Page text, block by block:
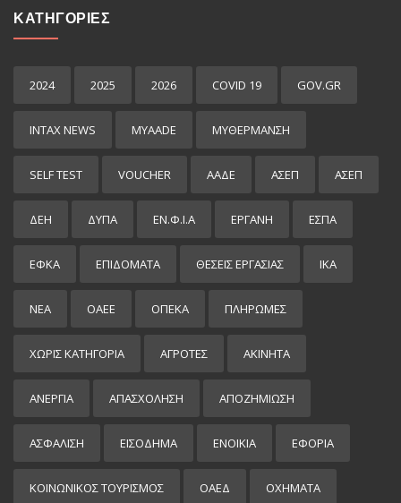
ΚΑΤΗΓΟΡΙΕΣ
2024 2025 2026 COVID 19 GOV.GR
INTAX NEWS MYAADE MYΘΈΡΜΑΝΣΗ
SELF TEST VOUCHER ΑΑΔΕ ΑΣΕΠ ΑΣΕΠ
ΔΕΗ ΔΥΠΑ ΕΝ.Φ.Ι.Α ΕΡΓΑΝΗ ΕΣΠΑ
ΕΦΚΑ ΕΠΙΔΌΜΑΤΑ ΘΕΣΕΙΣ ΕΡΓΑΣΙΑΣ ΙΚΑ
ΝΕΑ ΟΑΕΕ ΟΠΕΚΑ ΠΛΗΡΩΜΕΣ
ΧΩΡΊΣ ΚΑΤΗΓΟΡΊΑ ΑΓΡΟΤΕΣ ΑΚΙΝΗΤΑ
ΑΝΕΡΓΙΑ ΑΠΑΣΧΟΛΗΣΗ ΑΠΟΖΗΜΙΩΣΗ
ΑΣΦΑΛΙΣΗ ΕΙΣΌΔΗΜΑ ΕΝΟΙΚΙΑ ΕΦΟΡΙΑ
ΚΟΙΝΩΝΙΚΟΣ ΤΟΥΡΙΣΜΟΣ ΟΑΕΔ ΟΧΗΜΑΤΑ